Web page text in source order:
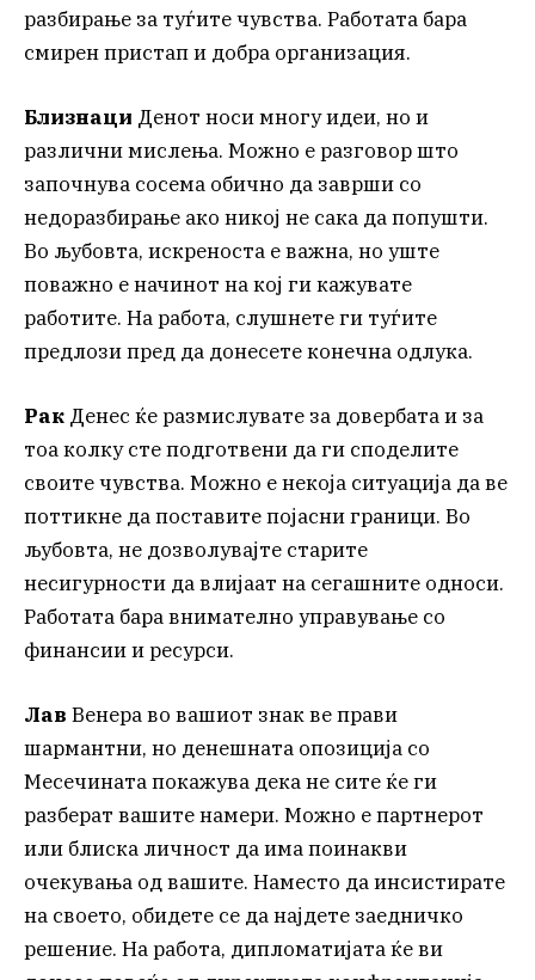
разбирање за туѓите чувства. Работата бара
смирен пристап и добра организация.
Близнаци Денот носи многу идеи, но и
различни мислења. Можно е разговор што
започнува сосема обично да заврши со
недоразбирање ако никој не сака да попушти.
Во љубовта, искреноста е важна, но уште
поважно е начинот на кој ги кажувате
работите. На работа, слушнете ги туѓите
предлози пред да донесете конечна одлука.
Рак Денес ќе размислувате за довербата и за
тоа колку сте подготвени да ги споделите
своите чувства. Можно е некоја ситуација да ве
поттикне да поставите појасни граници. Во
љубовта, не дозволувајте старите
несигурности да влијаат на сегашните односи.
Работата бара внимателно управување со
финансии и ресурси.
Лав Венера во вашиот знак ве прави
шармантни, но денешната опозиција со
Месечината покажува дека не сите ќе ги
разберат вашите намери. Можно е партнерот
или блиска личност да има поинакви
очекувања од вашите. Наместо да инсистирате
на своето, обидете се да најдете заедничко
решение. На работа, дипломатијата ќе ви